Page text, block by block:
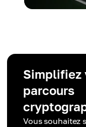
Simplifiez
parcours
Vous souhaitez